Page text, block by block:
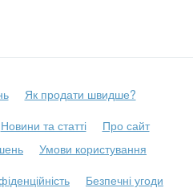
Як продати швидше?
Новини та статті
Про сайт
Умови користування
Безпечні угоди